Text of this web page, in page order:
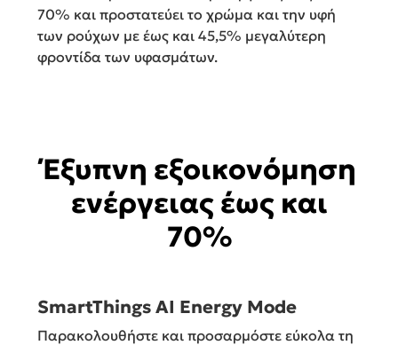
70% και προστατεύει το χρώμα και την υφή
των ρούχων με έως και 45,5% μεγαλύτερη
φροντίδα των υφασμάτων.
Έξυπνη εξοικονόμηση
ενέργειας έως και
70%
SmartThings AI Energy Mode
Παρακολουθήστε και προσαρμόστε εύκολα τη